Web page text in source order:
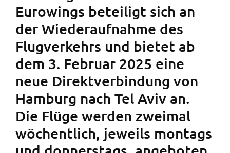
Eurowings beteiligt sich an
der Wiederaufnahme des
Flugverkehrs und bietet ab
dem 3. Februar 2025 eine
neue Direktverbindung von
Hamburg nach Tel Aviv an.
Die Flüge werden zweimal
wöchentlich, jeweils montags